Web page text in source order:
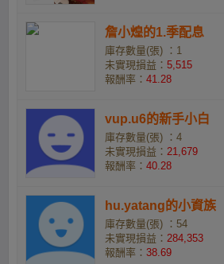
詹小煌的1.季配息
庫存數量(張) ：1
未實現損益： 5,515
報酬率： 41.28
vup.u6的新手小白
庫存數量(張) ：4
未實現損益： 21,679
報酬率： 40.28
hu.yatang的小資族
庫存數量(張) ：54
未實現損益： 284,353
報酬率： 38.69